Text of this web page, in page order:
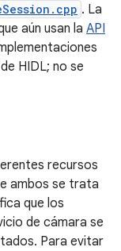
. La
aún usan la API
HIDL; no se
recursos
ambos se trata
que los
de cámara se
Para evitar